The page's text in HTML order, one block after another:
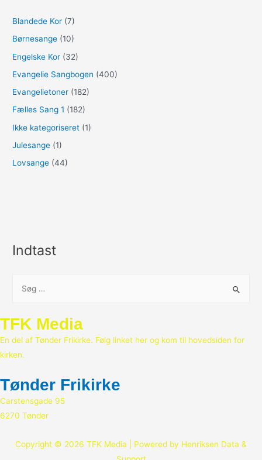
Blandede Kor (7)
Børnesange (10)
Engelske Kor (32)
Evangelie Sangbogen (400)
Evangelietoner (182)
Fælles Sang 1 (182)
Ikke kategoriseret (1)
Julesange (1)
Lovsange (44)
Indtast
e
f
t
r
TFK Media
En del af Tønder Frikirke. Følg linket her og kom til hovedsiden for
kirken.
Tønder Frikirke
Carstensgade 95
6270 Tønder
Copyright © 2026 TFK Media | Powered by Henriksen Data &